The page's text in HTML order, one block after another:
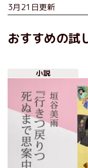
3月21日更新
おすすめの試
小説